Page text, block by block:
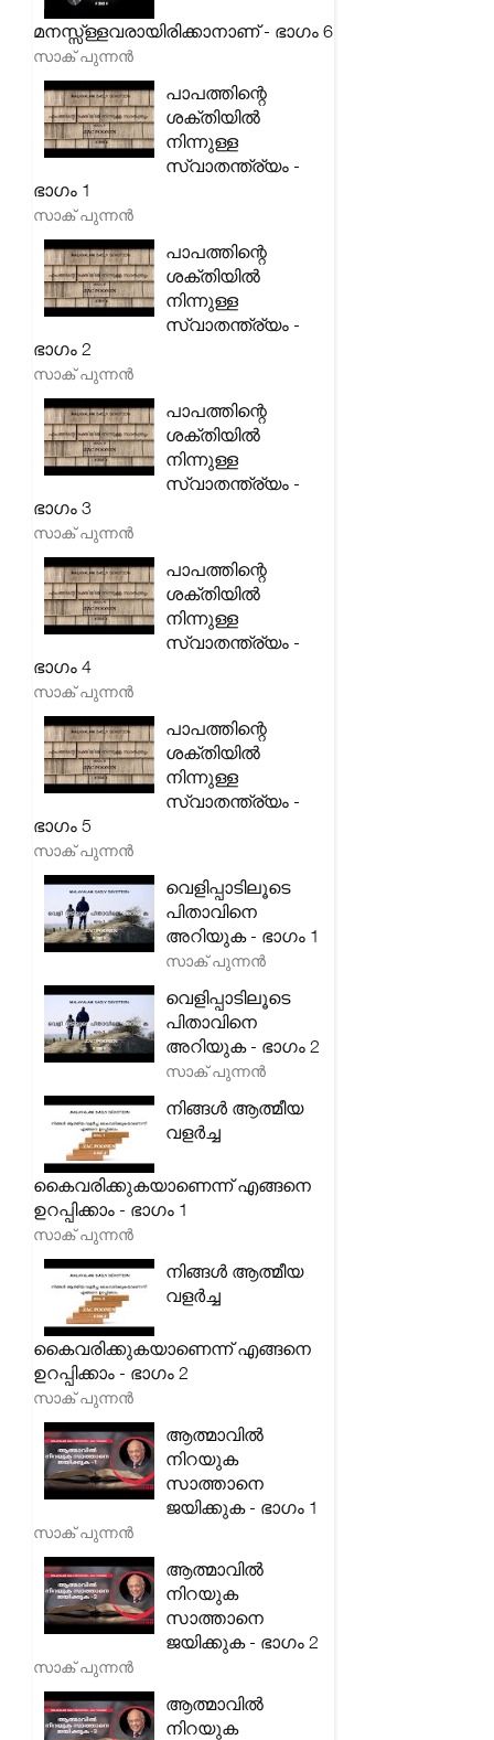
മനസ്സ്ള്ളവരായിരിക്കാനാണ് - ഭാഗം 6
സാക് പുന്നൻ
പാപത്തിന്റെ
ശക്തിയിൽ
നിന്നുള്ള
സ്വാതന്ത്ര്യം -
ഭാഗം 1
സാക് പുന്നൻ
പാപത്തിന്റെ
ശക്തിയിൽ
നിന്നുള്ള
സ്വാതന്ത്ര്യം -
ഭാഗം 2
സാക് പുന്നൻ
പാപത്തിന്റെ
ശക്തിയിൽ
നിന്നുള്ള
സ്വാതന്ത്ര്യം -
ഭാഗം 3
സാക് പുന്നൻ
പാപത്തിന്റെ
ശക്തിയിൽ
നിന്നുള്ള
സ്വാതന്ത്ര്യം -
ഭാഗം 4
സാക് പുന്നൻ
പാപത്തിന്റെ
ശക്തിയിൽ
നിന്നുള്ള
സ്വാതന്ത്ര്യം -
ഭാഗം 5
സാക് പുന്നൻ
വെളിപ്പാടിലൂടെ
പിതാവിനെ
അറിയുക - ഭാഗം 1
സാക് പുന്നൻ
വെളിപ്പാടിലൂടെ
പിതാവിനെ
അറിയുക - ഭാഗം 2
സാക് പുന്നൻ
നിങ്ങൾ ആത്മീയ
വളർച്ച
കൈവരിക്കുകയാണെന്ന് എങ്ങനെ
ഉറപ്പിക്കാം - ഭാഗം 1
സാക് പുന്നൻ
നിങ്ങൾ ആത്മീയ
വളർച്ച
കൈവരിക്കുകയാണെന്ന് എങ്ങനെ
ഉറപ്പിക്കാം - ഭാഗം 2
സാക് പുന്നൻ
ആത്മാവിൽ
നിറയുക
സാത്താനെ
ജയിക്കുക - ഭാഗം 1
സാക് പുന്നൻ
ആത്മാവിൽ
നിറയുക
സാത്താനെ
ജയിക്കുക - ഭാഗം 2
സാക് പുന്നൻ
ആത്മാവിൽ
നിറയുക